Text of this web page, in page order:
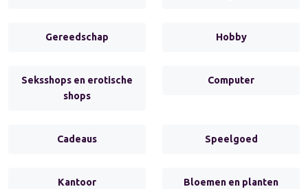
Gereedschap Hobby
Seksshops en erotische
shops
Computer
Cadeaus Speelgoed
Kantoor Bloemen en planten